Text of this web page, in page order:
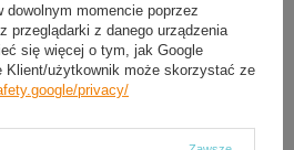
momencie poprzez
przeglądarki z danego urządzenia
się więcej o tym, jak Google
Klient/użytkownik może skorzystać ze
privacy/